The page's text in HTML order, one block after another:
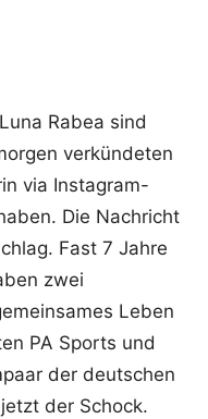
Rabea sind
verkündeten
via Instagram-
Die Nachricht
Fast 7 Jahre
zwei
Leben
PA Sports und
der deutschen
der Schock.